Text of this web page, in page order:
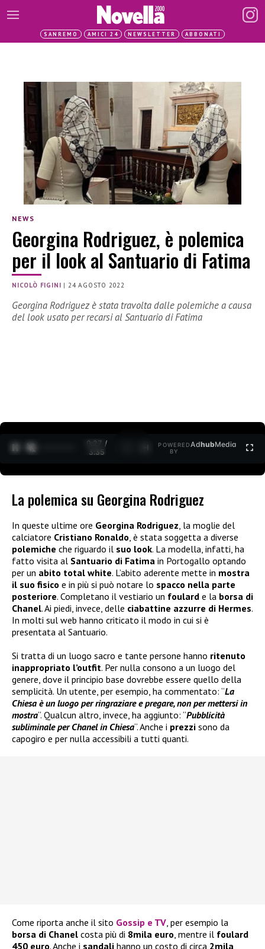
SANREMO AMICI 24 NEWSLETTER ABBONATI
NEWS
Georgina Rodriguez, è polemica
per il look al Santuario di Fatima
NICOLÒ FIGINI | 24 AGOSTO 2022
Georgina Rodriguez è stata travolta dalle polemiche a causa
del look usato per recarsi al Santuario di Fatima
0:28 /
3:35
POWERED
BY
AdhubMedia
La polemica su Georgina Rodriguez
In queste ultime ore Georgina Rodriguez, la moglie del
calciatore Cristiano Ronaldo, è stata soggetta a diverse
polemiche che riguardo il suo look. La modella, infatti, ha
fatto visita al Santuario di Fatima in Portogallo optando
per un abito total white. L’abito aderente mette in mostra
il suo fisico e in più si può notare lo spacco nella parte
posteriore. Completano il vestiario un foulard e la borsa di
Chanel. Ai piedi, invece, delle ciabattine azzurre di Hermes.
In molti sul web hanno criticato il modo in cui si è
presentata al Santuario.
Si tratta di un luogo sacro e tante persone hanno ritenuto
inappropriato l’outfit. Per nulla consono a un luogo del
genere, dove il principio base dovrebbe essere quello della
semplicità. Un utente, per esempio, ha commentato: “La
Chiesa è un luogo per ringraziare e pregare, non per mettersi in
mostra“. Qualcun altro, invece, ha aggiunto: “Pubblicità
subliminale per Chanel in Chiesa“. Anche i prezzi sono da
capogiro e per nulla accessibili a tutti quanti.
Come riporta anche il sito Gossip e TV, per esempio la
borsa di Chanel costa più di 8mila euro, mentre il foulard
450 euro. Anche i sandali hanno un costo di circa 2mila